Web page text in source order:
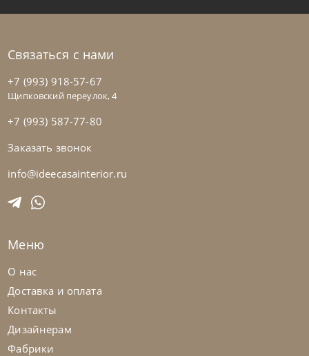
Samoa
Диван Cherry
Связаться с нами
+7 (993) 918-57-67
Щипковский переулок, 4
+7 (993) 587-77-80
Заказать звонок
info@ideecasainterior.ru
Меню
О нас
Доставка и оплата
Контакты
Дизайнерам
Фабрики